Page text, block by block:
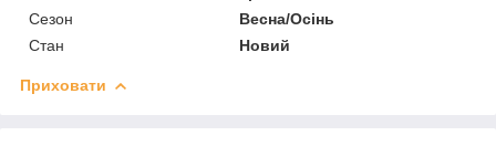
Сезон
Весна/Осінь
Стан
Новий
Приховати